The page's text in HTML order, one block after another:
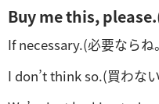
Buy me this,
If necessary.(必要ならね
I don’t think so.(買わな